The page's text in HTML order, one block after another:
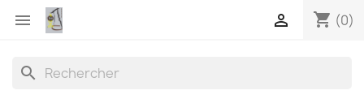
 shopping_cart (0)

search